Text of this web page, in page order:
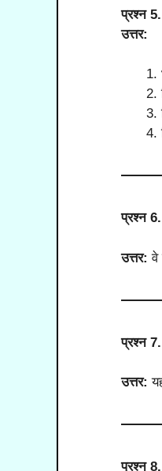
प्रश्न 5.
उत्तर:
प्रश्न 6.
उत्तर: वे
प्रश्न 7.
उत्तर:
प्रश्न 8.